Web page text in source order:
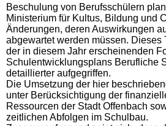
Beschulung von Berufsschülern
Ministerium für Kultus, Bildung und
Änderungen, deren Auswirkungen
abgewartet werden müssen. Dieses
der in diesem Jahr erscheinenden
Schulentwicklungsplans Berufliche
detaillierter aufgegriffen.
Die Umsetzung der hier
unter Berücksichtigung der
Ressourcen der Stadt Offenbach
zeitlichen Abfolgen im Schulbau.